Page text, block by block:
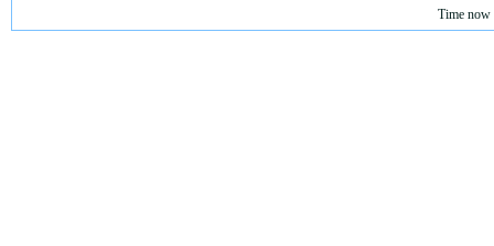
Time now